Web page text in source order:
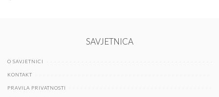
SAVJETNICA
O SAVJETNICI
KONTAKT
PRAVILA PRIVATNOSTI